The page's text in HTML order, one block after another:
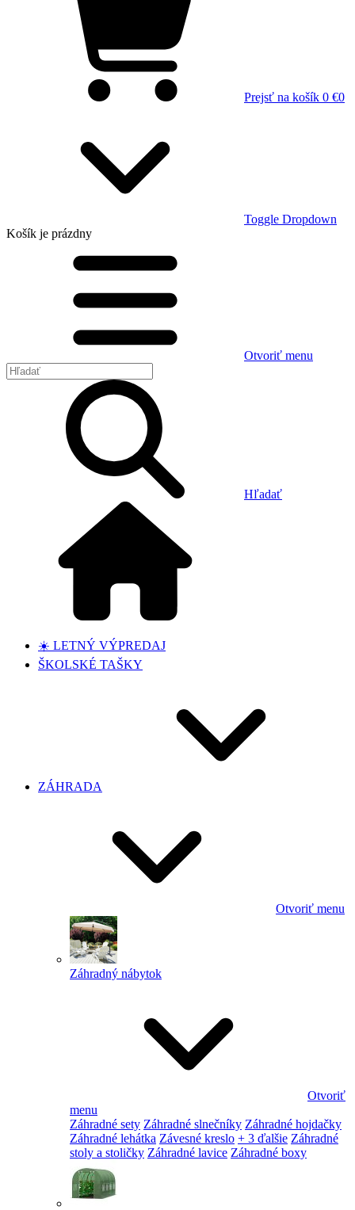
Prejsť na košík 0 €0
Toggle Dropdown
Košík je prázdny
Otvoriť menu
Hľadať
☀️ LETNÝ VÝPREDAJ
ŠKOLSKÉ TAŠKY
ZÁHRADA
Otvoriť menu
Záhradný nábytok
Otvoriť
menu
Záhradné sety Záhradné slnečníky Záhradné hojdačky
Záhradné lehátka Závesné kreslo + 3 ďalšie Záhradné
stoly a stoličky Záhradné lavice Záhradné boxy